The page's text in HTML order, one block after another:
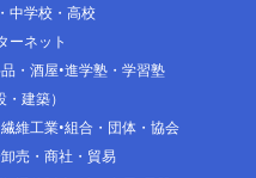
中学校・高校
ーネット
・酒屋 進学塾・学習塾
建築）
繊維工業 組合・団体・協会
売・商社・貿易